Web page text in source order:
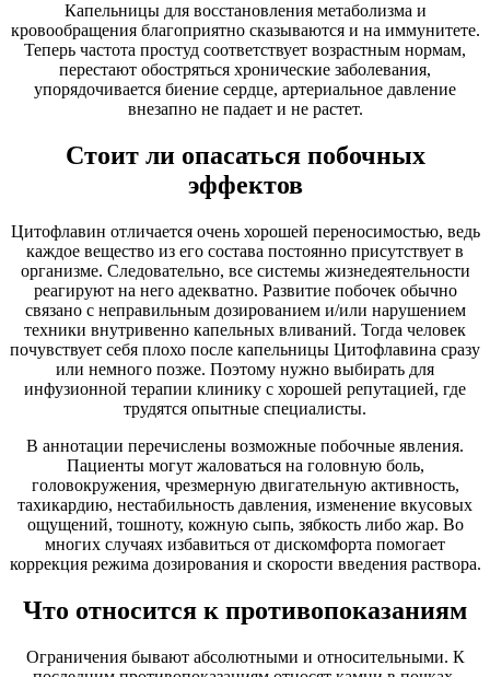
Капельницы для восстановления метаболизма и
кровообращения благоприятно сказываются и на иммунитете.
Теперь частота простуд соответствует возрастным нормам,
перестают обостряться хронические заболевания,
упорядочивается биение сердце, артериальное давление
внезапно не падает и не растет.
Стоит ли опасаться побочных
эффектов
Цитофлавин отличается очень хорошей переносимостью, ведь
каждое вещество из его состава постоянно присутствует в
организме. Следовательно, все системы жизнедеятельности
реагируют на него адекватно. Развитие побочек обычно
связано с неправильным дозированием и/или нарушением
техники внутривенно капельных вливаний. Тогда человек
почувствует себя плохо после капельницы Цитофлавина сразу
или немного позже. Поэтому нужно выбирать для
инфузионной терапии клинику с хорошей репутацией, где
трудятся опытные специалисты.
В аннотации перечислены возможные побочные явления.
Пациенты могут жаловаться на головную боль,
головокружения, чрезмерную двигательную активность,
тахикардию, нестабильность давления, изменение вкусовых
ощущений, тошноту, кожную сыпь, зябкость либо жар. Во
многих случаях избавиться от дискомфорта помогает
коррекция режима дозирования и скорости введения раствора.
Что относится к противопоказаниям
Ограничения бывают абсолютными и относительными. К